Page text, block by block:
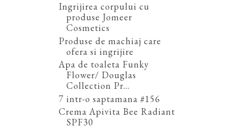
Ingrijirea corpului cu
produse Jomeer
Cosmetics
Produse de machiaj care
ofera si ingrijire
Apa de toaleta Funky
Flower/ Douglas
Collection Pr...
7 intr-o saptamana #156
Crema Apivita Bee Radiant
SPF30